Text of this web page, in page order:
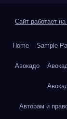
Сайт работает
Home Sample
Авокадо
Авторам и